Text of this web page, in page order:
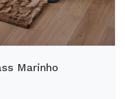
Marinho